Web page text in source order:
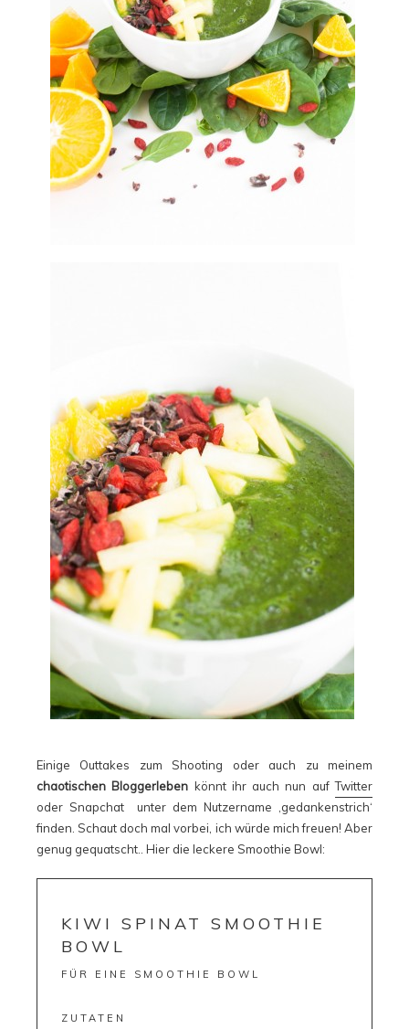
Einige Outtakes zum Shooting oder auch zu meinem
chaotischen Bloggerleben könnt ihr auch nun aufTwitter
oder Snapchat unter dem Nutzername ‚gedankenstrich‘
finden. Schaut doch mal vorbei, ich würde mich freuen! Aber
genug gequatscht.. Hier die leckere Smoothie Bowl:
KIWI SPINAT SMOOTHIE
BOWL
FÜR EINE SMOOTHIE BOWL
ZUTATEN